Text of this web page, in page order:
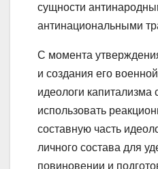
сущности
антинациональными
С момента
и создания его
идеологи капитализма
использовать
составную часть
личного состава для
повиновении и